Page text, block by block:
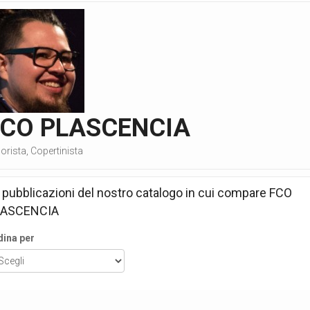
PLASCENCIA
Copertinista
pubblicazioni del nostro catalogo in cui compare FCO
per